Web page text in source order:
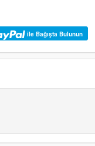
ile Bağışta Bulunun